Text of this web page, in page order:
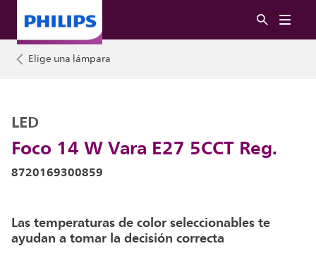
Elige una lámpara
Foco 14 W Vara E27 5CCT Reg.
LED
8720169300859
Las temperaturas de color seleccionables te
ayudan a tomar la decisión correcta